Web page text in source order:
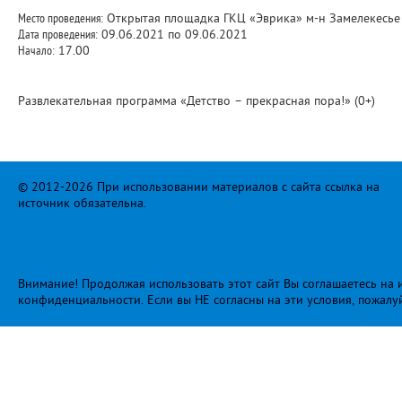
Место проведения: Открытая площадка ГКЦ «Эврика» м-н Замелекесье
Дата проведения: 09.06.2021 по 09.06.2021
Начало: 17.00
Развлекательная программа «Детство – прекрасная пора!» (0+)
© 2012-2026 При использовании материалов с сайта ссылка на
источник обязательна.
Внимание! Продолжая использовать этот сайт Вы соглашаетесь
конфиденциальности. Если вы НЕ согласны на эти условия,